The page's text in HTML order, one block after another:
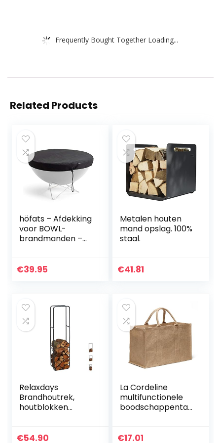
Frequently Bought Together Loading...
Related Products
höfats – Afdekking
voor BOWL-
brandmanden –
– op maat
€39.95
Metalen houten
mand opslag. 100%
staal.
€41.81
Relaxdays
Brandhoutrek,
houtblokken
buiten,
€54.90
La Cordeline
multifunctionele
boodschappentas,
€17.01